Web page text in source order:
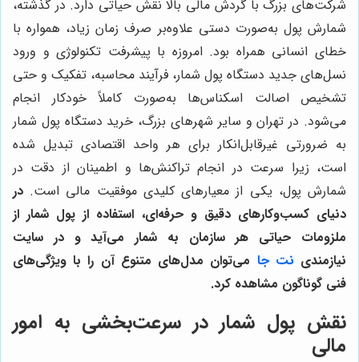
شرکت‌های بزرگ با گردش مالی بالا نقش حیاتی دارد. در گذشته،
شمارش پول به‌صورت دستی علاوه‌بر صرف زمان زیاد، همواره با
خطای انسانی همراه بود. امروزه با پیشرفت تکنولوژی و ورود
نسل‌های جدید دستگاه پول شمار، فرآیند محاسبه، تفکیک و حتی
تشخیص اصالت اسکناس‌ها به‌صورت کاملاً خودکار انجام
می‌شود. در تهران و سایر شهرهای بزرگ، خرید دستگاه پول شمار
به ضرورتی غیرقابل‌انکار برای هر واحد اقتصادی تبدیل شده
است، زیرا سرعت در انجام تراکنش‌ها و اطمینان از دقت در
شمارش پول، یکی از معیارهای کلیدی موفقیت مالی است. در
دنیای کسب‌وکارهای دقیق و حرفه‌ای، استفاده از پول شمار از
ملزومات حیاتی هر سازمان به شمار می‌آید و در سایت
نیازمندی نت جا می‌توان مدل‌های متنوع آن را با ویژگی‌های
فنی گوناگون مشاهده کرد.
نقش پول شمار در سرعت‌بخشی به امور
مالی